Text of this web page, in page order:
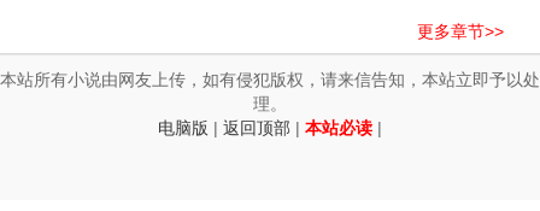
更多章节>>
本站所有小说由网友上传，如有侵犯版权，请来信告知，本站立即予以处
理。
电脑版 | 返回顶部 | 本站必读 |